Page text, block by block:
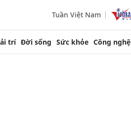
Tuần Việt Nam
trí Đời sống Sức khỏe Công nghệ